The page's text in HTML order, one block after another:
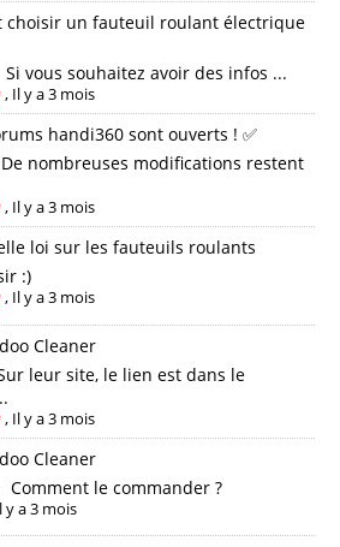
choisir un fauteuil roulant électrique
vous souhaitez avoir des infos ...
, Il y a 3 mois
handi360 sont ouverts ! ✅
nombreuses modifications restent
, Il y a 3 mois
loi sur les fauteuils roulants
:)
, Il y a 3 mois
Cleaner
leur site, le lien est dans le
, Il y a 3 mois
Cleaner
le commander ?
y a 3 mois